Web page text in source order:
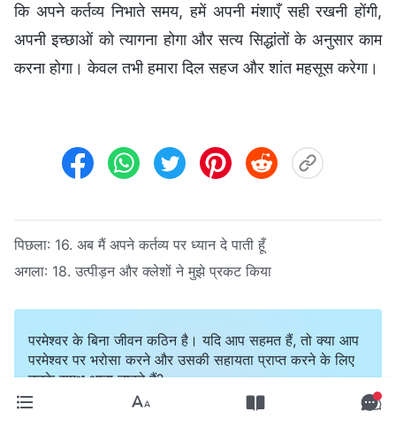
कि अपने कर्तव्य निभाते समय, हमें अपनी मंशाएँ सही रखनी होंगी,
अपनी इच्छाओं को त्यागना होगा और सत्य सिद्धांतों के अनुसार काम
करना होगा। केवल तभी हमारा दिल सहज और शांत महसूस करेगा।
पिछला: 16. अब मैं अपने कर्तव्य पर ध्यान दे पाती हूँ
अगला: 18. उत्पीड़न और क्लेशों ने मुझे प्रकट किया
परमेश्वर के बिना जीवन कठिन है। यदि आप सहमत हैं, तो क्या आप
परमेश्वर पर भरोसा करने और उसकी सहायता प्राप्त करने के लिए
उनके समक्ष आना चाहते हैं?